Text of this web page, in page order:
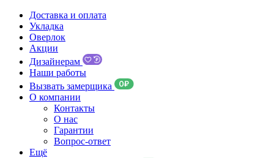
Доставка и оплата
Укладка
Оверлок
Акции
Дизайнерам
Наши работы
Вызвать замерщика
О компании
Контакты
О нас
Гарантии
Вопрос-ответ
Ещё